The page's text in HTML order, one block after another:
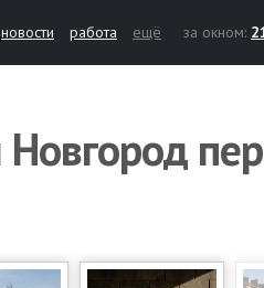
новости работа ещё за окном: